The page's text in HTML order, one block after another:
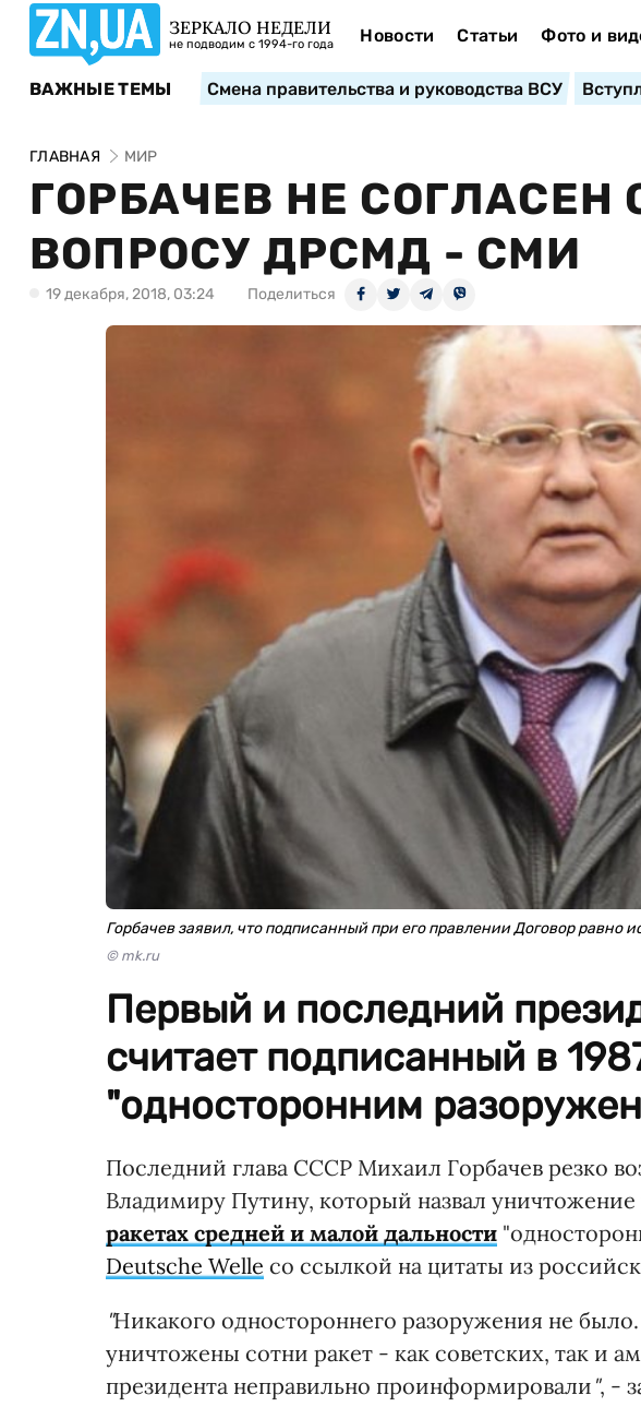
ЗЕРКАЛО НЕДЕЛИ
не подводим с 1994-го года Новости Статьи Фото и
ВАЖНЫЕ ТЕМЫ Смена правительства и руководства ВСУ
ГЛАВНАЯ МИР
ГОРБАЧЕВ НЕ
ВОПРОСУ ДРСМД - СМИ
19 декабря, 2018, 03:24 Поделиться
Горбачев заявил, что подписанный при его правлении Договор равно
© mk.ru
Первый и последний
считает подписанный в
"односторонним
Последний глава СССР Михаил Горбачев резко
Владимиру Путину, который назвал уничтожение
ракетах средней и малой дальности
Deutsche Welle со ссылкой на цитаты из
"Никакого одностороннего разоружения не
уничтожены сотни ракет - как советских, так и
президента неправильно проинформировали ", -